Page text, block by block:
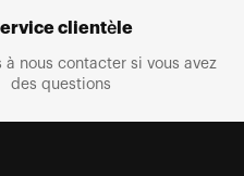
clientèle
à nous contacter si vous avez
des questions